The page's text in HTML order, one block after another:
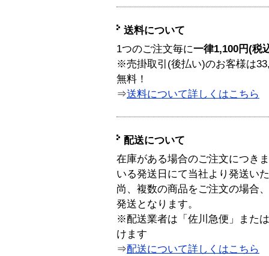
送料について
1つのご注文毎に一律1,100円(税
※売掛取引(後払い)のお客様は
無料！
⇒送料について詳しくはこちら
配送について
在庫がある場合のご注文につき
いる発送日にて当社より発送い
尚、複数の商品をご注文の場合
発送となります。
※配送業者は「佐川急便」また
けます
⇒配送について詳しくはこちら